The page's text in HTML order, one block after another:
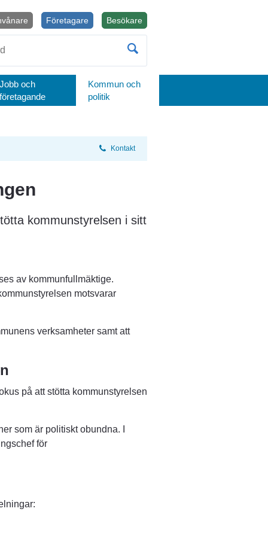
BesökareÖppnas i nytt fönster.
Företagare
Jobb och
företagande
Kommun och
politik
Kontakt
kommunstyrelsen i sitt
av kommunfullmäktige.
motsvarar
verksamheter samt att
på att stötta kommunstyrelsen
som är politiskt obundna. I
för